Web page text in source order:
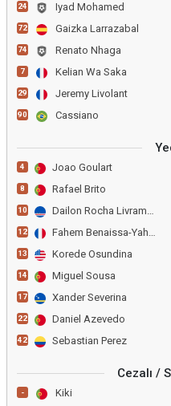
24 Iyad Mohamed
72 Gaizka Larrazabal
74 Renato Nhaga
7 Kelian Wa Saka
29 Jeremy Livolant
90 Cassiano
4 Joao Goulart
8 Rafael Brito
10 Dailon Rocha Livramento
12 Fahem Benaissa-Yahia
13 Korede Osundina
14 Miguel Sousa
17 Xander Severina
22 Daniel Azevedo
42 Sebastian Perez
Cezalı /
- Kiki